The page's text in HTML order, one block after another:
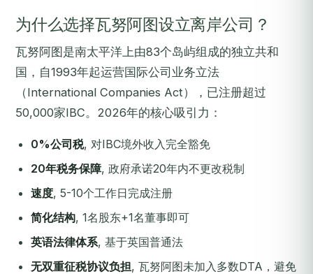
为什么选择瓦努阿图设立离岸公司？
瓦努阿图是南太平洋上由83个岛屿组成的独立共和
国，自1993年起运营国际公司业务立法
（International Companies Act），已注册超过
50,000家IBC。2026年的核心吸引力：
0%公司税, 对IBC境外收入完全豁免
20年税务保障, 政府承诺20年内不更改税制
速度, 5-10个工作日完成注册
简化结构, 1名股东+1名董事即可
英语法律体系, 基于英国普通法
无双重征税协议负担, 瓦努阿图未加入多数DTA，避免